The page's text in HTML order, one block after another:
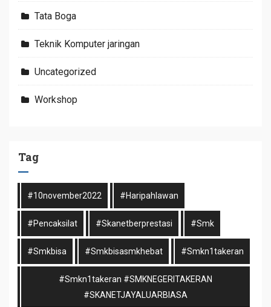
Tata Boga
Teknik Komputer jaringan
Uncategorized
Workshop
Tag
#10november2022 #haripahlawan
#pencaksilat #skanetberprestasi #smk
#smkbisa #smkbisasmkhebat #smkn1takeran
#smkn1takeran #SMKNEGERITAKERAN
#SKANETJAYALUARBIASA